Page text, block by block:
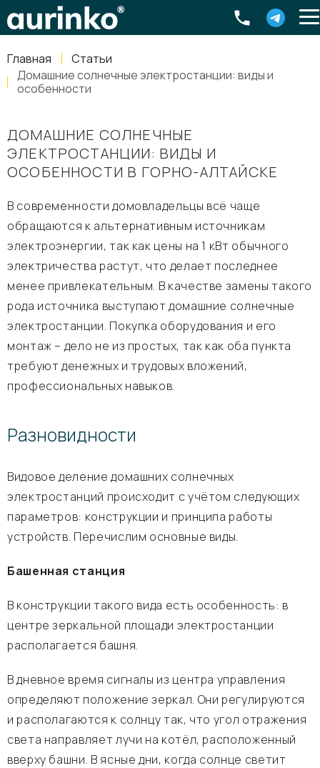
Главная
Статьи
Домашние солнечные электростанции: виды и
особенности
ДОМАШНИЕ СОЛНЕЧНЫЕ
ЭЛЕКТРОСТАНЦИИ: ВИДЫ И
ОСОБЕННОСТИ В ГОРНО-АЛТАЙСКЕ
В современности домовладельцы всё чаще
обращаются к альтернативным источникам
электроэнергии, так как цены на 1 кВт обычного
электричества растут, что делает последнее
менее привлекательным. В качестве замены такого
рода источника выступают домашние солнечные
электростанции. Покупка оборудования и его
монтаж – дело не из простых, так как оба пункта
требуют денежных и трудовых вложений,
профессиональных навыков.
Разновидности
Видовое деление домашних солнечных
электростанций происходит с учётом следующих
параметров: конструкции и принципа работы
устройств. Перечислим основные виды.
Башенная станция
В конструкции такого вида есть особенность: в
центре зеркальной площади электростанции
располагается башня.
В дневное время сигналы из центра управления
определяют положение зеркал. Они регулируются
и располагаются к солнцу так, что угол отражения
света направляет лучи на котёл, расположенный
вверху башни. В ясные дни, когда солнце светит
Россия, Свердловская область Екатеринбург ,
8-800-770-79-40